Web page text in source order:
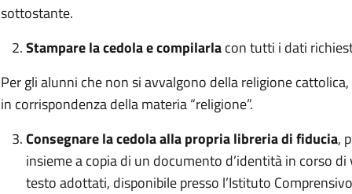
sottostante.
Stampare la cedola e compilarlacon tutti i dati
Per gli alunni che non si avvalgono della religione
in corrispondenza della materia “religione”.
Consegnare la cedola alla propria libreria di fiducia,
insieme a copia di un documento d’identità in corso di
testo adottati, disponibile presso l’Istituto